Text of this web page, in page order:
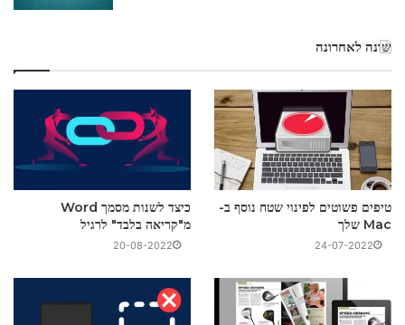
שונה לאחרונה
כיצד לשנות מסמך Word
מ"קריאה בלבד" לרגיל
20-08-2022
טיפים פשוטים לפינוי שטח נוסף ב-
Mac שלך
24-07-2022